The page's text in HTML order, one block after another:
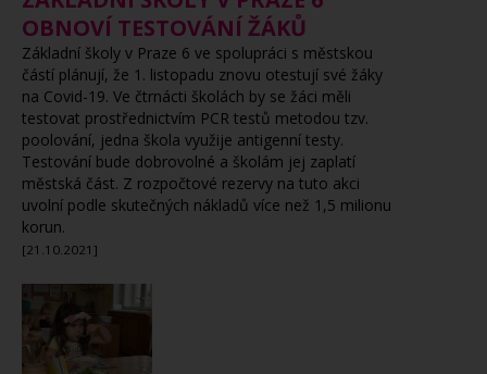
OBNOVÍ TESTOVÁNÍ ŽÁKŮ
Základní školy v Praze 6 ve spolupráci s městskou
částí plánují, že 1. listopadu znovu otestují své žáky
na Covid-19. Ve čtrnácti školách by se žáci měli
testovat prostřednictvím PCR testů metodou tzv.
poolování, jedna škola využije antigenní testy.
Testování bude dobrovolné a školám jej zaplatí
městská část. Z rozpočtové rezervy na tuto akci
uvolní podle skutečných nákladů více než 1,5 milionu
korun.
[21.10.2021]